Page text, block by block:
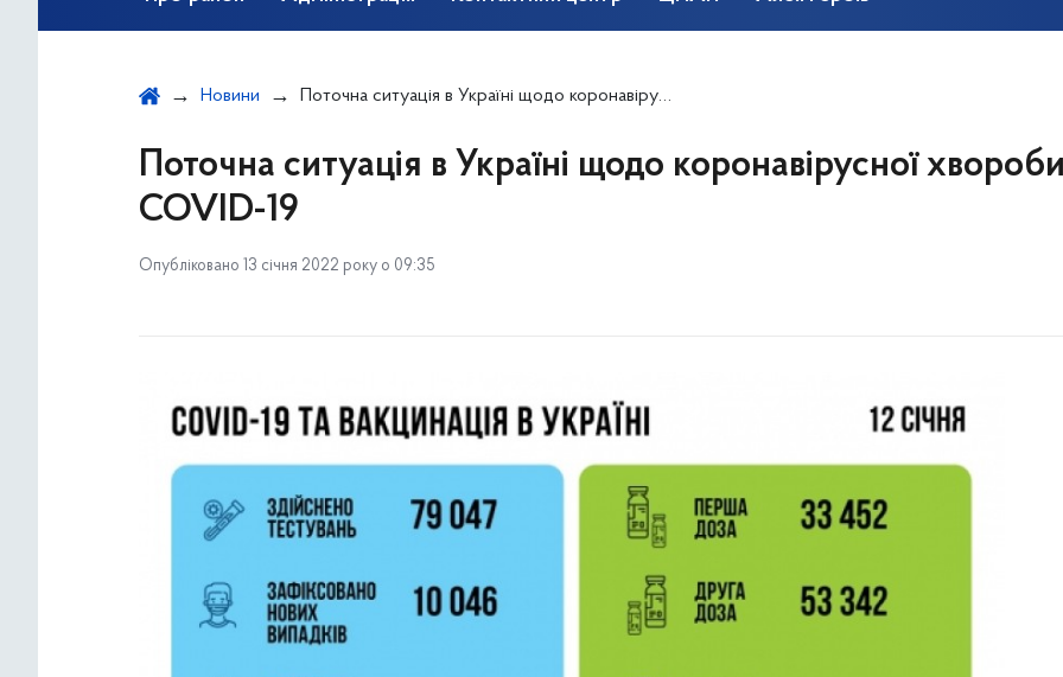
Новини Поточна ситуація в Україні щодо коронавірусної хвороби COVID-19
Поточна ситуація в Україні щодо коронавірусної хвороби
COVID-19
Опубліковано 13 січня 2022 року о 09:35